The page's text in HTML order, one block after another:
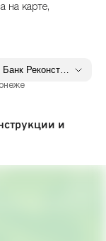
на карте,
и